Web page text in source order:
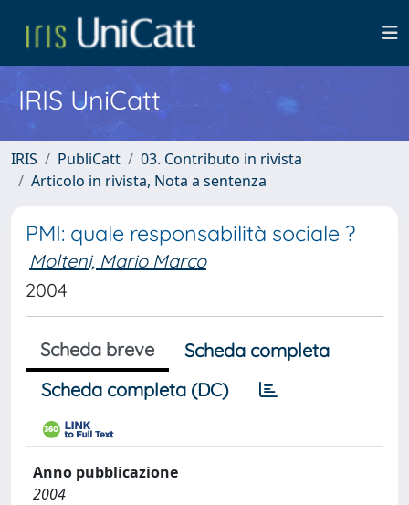
IRIS UniCatt
IRIS PubliCatt
03. Contributo in rivista
Articolo in rivista, Nota a sentenza
PMI: quale responsabilità sociale ?
Molteni, Mario Marco
2004
Scheda breve
Scheda completa
Scheda completa (DC)
Anno pubblicazione
2004